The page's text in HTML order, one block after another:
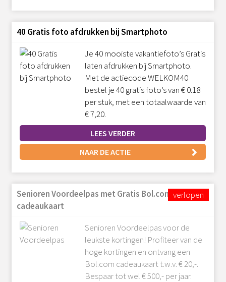
40 Gratis foto afdrukken bij Smartphoto
Je 40 mooiste vakantiefoto’s Gratis
laten afdrukken bij Smartphoto.
Met de actiecode WELKOM40
bestel je 40 gratis foto’s van € 0.18
per stuk, met een totaalwaarde van
€ 7,20.
LEES VERDER
NAAR DE ACTIE
Senioren Voordeelpas met Gratis Bol.com
cadeaukaart
Senioren Voordeelpas voor de
leukste kortingen! Profiteer van de
hoge kortingen en ontvang een
Bol.com cadeaukaart t.w.v. € 20,-.
Bespaar tot wel € 500,- per jaar.